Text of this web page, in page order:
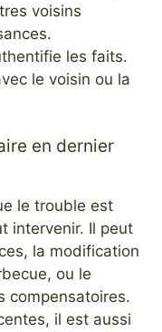
voisins
les faits.
le voisin ou la
en dernier
le trouble est
intervenir. Il peut
la modification
ou le
compensatoires.
il est aussi